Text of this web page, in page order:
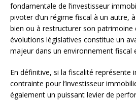
fondamentale de l’investisseur
pivoter d’un régime fiscal à un autre,
bien ou à restructurer son patrimoine
évolutions législatives constitue un
majeur dans un environnement fiscal
En définitive, si la fiscalité représente
contrainte pour l’investisseur
également un puissant levier de